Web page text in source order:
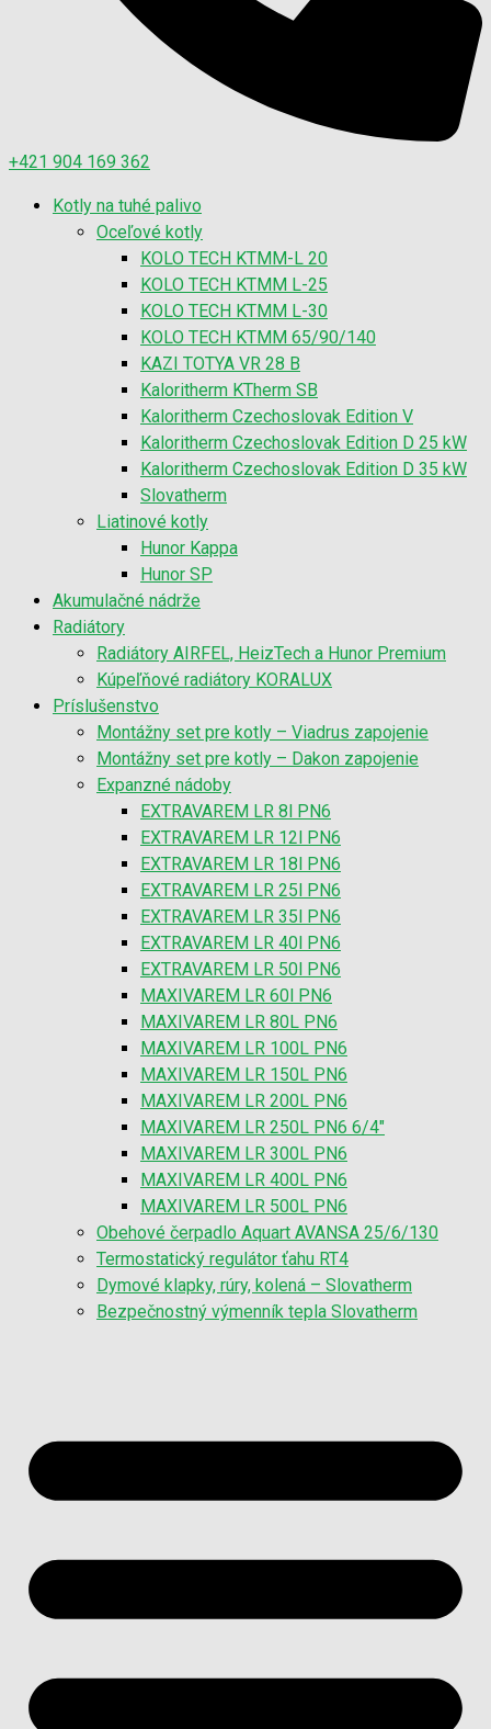
+421 904 169 362
Kotly na tuhé palivo
Oceľové kotly
KOLO TECH KTMM-L 20
KOLO TECH KTMM L-25
KOLO TECH KTMM L-30
KOLO TECH KTMM 65/90/140
KAZI TOTYA VR 28 B
Kaloritherm KTherm SB
Kaloritherm Czechoslovak Edition V
Kaloritherm Czechoslovak Edition D 25 kW
Kaloritherm Czechoslovak Edition D 35 kW
Slovatherm
Liatinové kotly
Hunor Kappa
Hunor SP
Akumulačné nádrže
Radiátory
Radiátory AIRFEL, HeizTech a Hunor Premium
Kúpeľňové radiátory KORALUX
Príslušenstvo
Montážny set pre kotly – Viadrus zapojenie
Montážny set pre kotly – Dakon zapojenie
Expanzné nádoby
EXTRAVAREM LR 8l PN6
EXTRAVAREM LR 12l PN6
EXTRAVAREM LR 18l PN6
EXTRAVAREM LR 25l PN6
EXTRAVAREM LR 35l PN6
EXTRAVAREM LR 40l PN6
EXTRAVAREM LR 50l PN6
MAXIVAREM LR 60l PN6
MAXIVAREM LR 80L PN6
MAXIVAREM LR 100L PN6
MAXIVAREM LR 150L PN6
MAXIVAREM LR 200L PN6
MAXIVAREM LR 250L PN6 6/4″
MAXIVAREM LR 300L PN6
MAXIVAREM LR 400L PN6
MAXIVAREM LR 500L PN6
Obehové čerpadlo Aquart AVANSA 25/6/130
Termostatický regulátor ťahu RT4
Dymové klapky, rúry, kolená – Slovatherm
Bezpečnostný výmenník tepla Slovatherm